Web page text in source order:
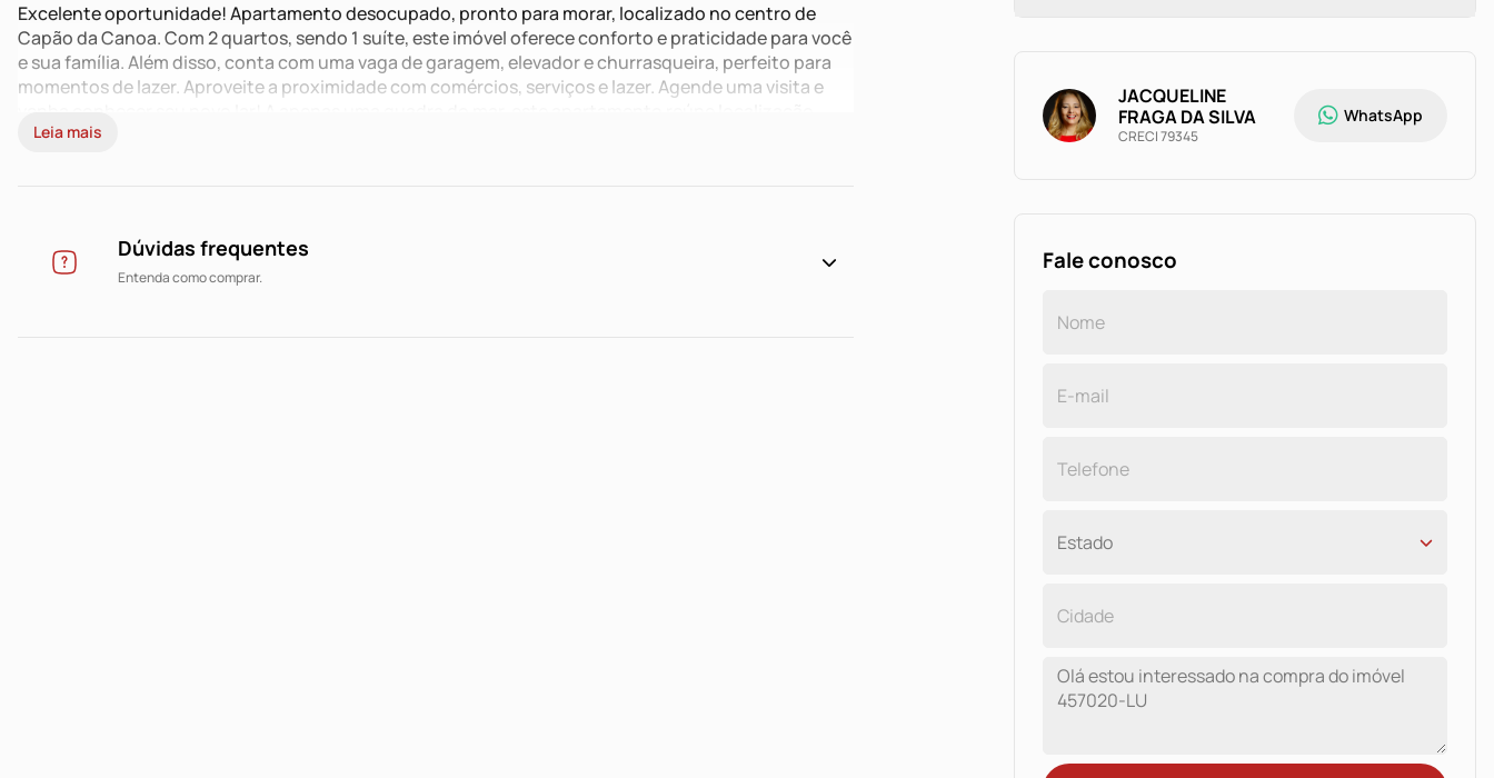
Excelente oportunidade! Apartamento desocupado, pronto para morar, localizado no centro de
Capão da Canoa. Com 2 quartos, sendo 1 suíte, este imóvel oferece conforto e praticidade para você
e sua família. Além disso, conta com uma vaga de garagem, elevador e churrasqueira, perfeito para
momentos de lazer. Aproveite a proximidade com comércios, serviços e lazer. Agende uma visita e
privilegiada e uma vista encantadora.
Leia mais
Dúvidas frequentes
Entenda como comprar.
JACQUELINE
FRAGA DA SILVA
CRECI 79345
WhatsApp
Fale conosco